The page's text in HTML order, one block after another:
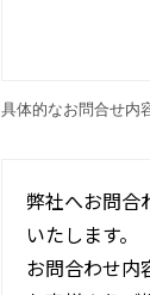
具体的なお問合せ内
弊社へお問合
いたします。
お問合わせ内